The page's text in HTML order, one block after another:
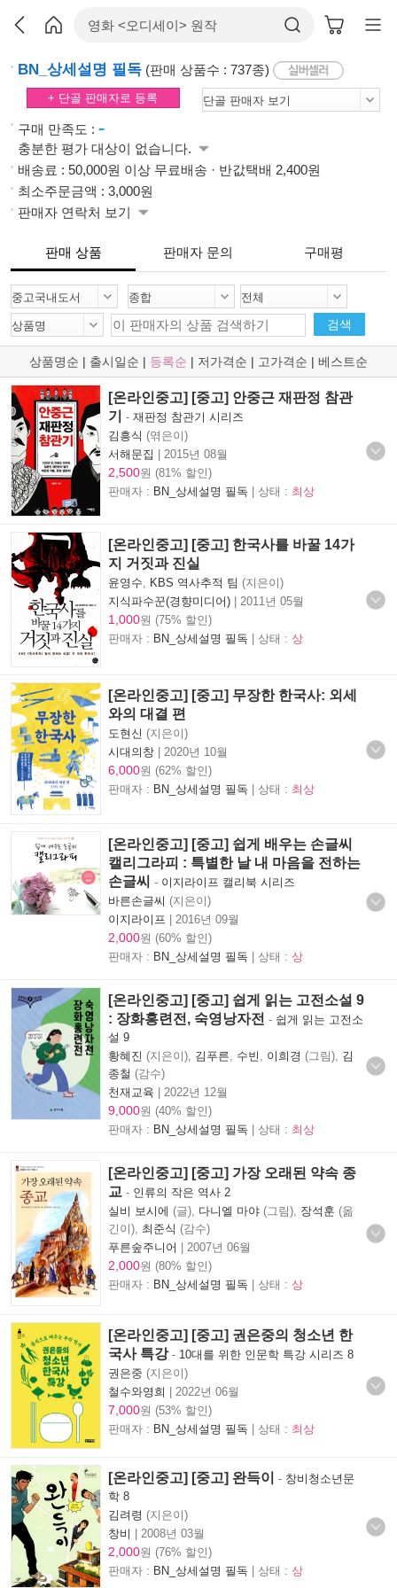
BN_상세설명 필독 (판매 상품수 : 737종)
+ 단골 판매자로 등록
구매 만족도 : -
충분한 평가 대상이 없습니다.
배송료 : 50,000원 이상 무료배송 · 반값택배 2,400원
최소주문금액 : 3,000원
판매자 연락처 보기
판매 상품 판매자 문의 구매평
검색
상품명순 | 출시일순 | 등록순 | 저가격순 | 고가격순 | 베스트순
[온라인중고] [중고] 안중근 재판정 참관
기
- 재판정 참관기 시리즈
김흥식 (엮은이)
서해문집 | 2015년 08월
2,500원 (81% 할인)
판매자 : BN_상세설명 필독 | 상태 : 최상
[온라인중고] [중고] 한국사를 바꿀 14가
지 거짓과 진실
윤영수 KBS 역사추적 팀 (지은이)
지식파수꾼(경향미디어) | 2011년 05월
1,000원 (75% 할인)
판매자 : BN_상세설명 필독 | 상태 : 상
[온라인중고] [중고] 무장한 한국사: 외세
와의 대결 편
도현신 (지은이)
시대의창 | 2020년 10월
6,000원 (62% 할인)
판매자 : BN_상세설명 필독 | 상태 : 최상
[온라인중고] [중고] 쉽게 배우는 손글씨
캘리그라피 : 특별한 날 내 마음을 전하는
손글씨 - 이지라이프 캘리북 시리즈
바른손글씨 (지은이)
이지라이프 | 2016년 09월
2,000원 (60% 할인)
판매자 : BN_상세설명 필독 | 상태 : 상
[온라인중고] [중고] 쉽게 읽는 고전소설 9
: 장화홍련전, 숙영낭자전 - 쉽게 읽는 고전소
설 9
황혜진 (지은이), 김푸른 수빈 이희경 (그림), 김
종철 (감수)
천재교육 | 2022년 12월
9,000원 (40% 할인)
판매자 : BN_상세설명 필독 | 상태 : 최상
[온라인중고] [중고] 가장 오래된 약속 종
교 - 인류의 작은 역사 2
실비 보시에 (글), 다니엘 마야 (그림), 장석훈 (옮
긴이), 최준식 (감수)
푸른숲주니어 | 2007년 06월
2,000원 (80% 할인)
판매자 : BN_상세설명 필독 | 상태 : 상
[온라인중고] [중고] 권은중의 청소년 한
국사 특강- 10대를 위한 인문학 특강 시리즈 8
권은중 (지은이)
철수와영희 | 2022년 06월
7,000원 (53% 할인)
판매자 : BN_상세설명 필독 | 상태 : 최상
[온라인중고] [중고] 완득이 - 창비청소년문
학 8
김려령 (지은이)
창비 | 2008년 03월
2,000원 (76% 할인)
판매자 : BN_상세설명 필독 | 상태 : 상